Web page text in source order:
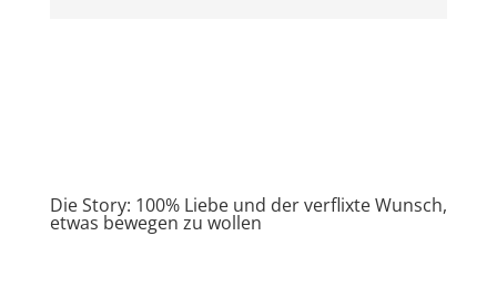
Die Story: 100% Liebe und der verflixte Wunsch,
etwas bewegen zu wollen